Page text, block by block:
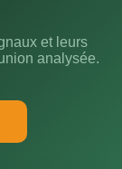
et leurs
analysée.